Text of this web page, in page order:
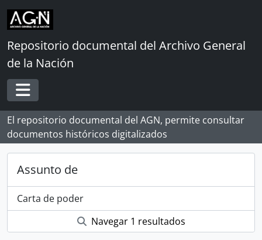
Skip to main content
Repositorio documental del Archivo General
de la Nación
Toggle navigation
El repositorio documental del AGN, permite consultar
documentos históricos digitalizados
Assunto de
Carta de poder
Navegar 1 resultados